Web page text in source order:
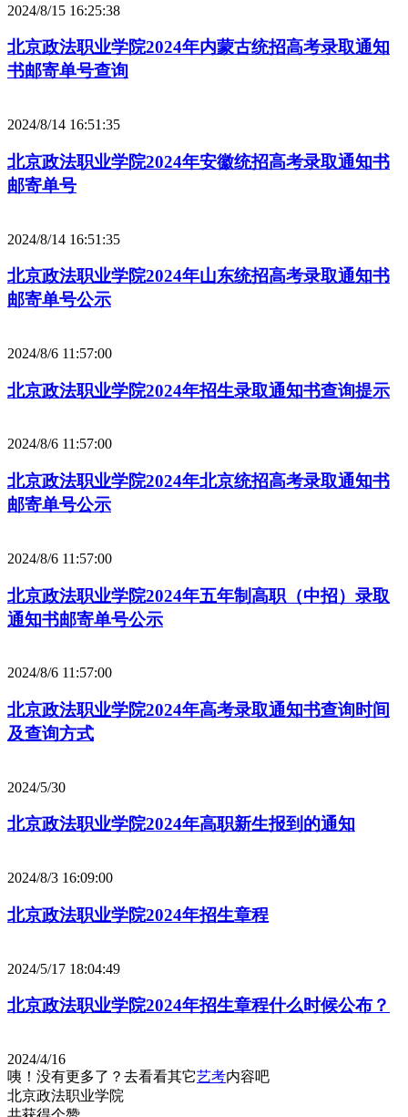
2024/8/15 16:25:38
北京政法职业学院2024年内蒙古统招高考录取通知
书邮寄单号查询
2024/8/14 16:51:35
北京政法职业学院2024年安徽统招高考录取通知书
邮寄单号
2024/8/14 16:51:35
北京政法职业学院2024年山东统招高考录取通知书
邮寄单号公示
2024/8/6 11:57:00
北京政法职业学院2024年招生录取通知书查询提示
2024/8/6 11:57:00
北京政法职业学院2024年北京统招高考录取通知书
邮寄单号公示
2024/8/6 11:57:00
北京政法职业学院2024年五年制高职（中招）录取
通知书邮寄单号公示
2024/8/6 11:57:00
北京政法职业学院2024年高考录取通知书查询时间
及查询方式
2024/5/30
北京政法职业学院2024年高职新生报到的通知
2024/8/3 16:09:00
北京政法职业学院2024年招生章程
2024/5/17 18:04:49
北京政法职业学院2024年招生章程什么时候公布？
2024/4/16
咦！没有更多了？去看看其它艺考内容吧
北京政法职业学院